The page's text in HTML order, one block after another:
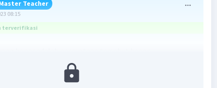
Teacher
08:15
terverifikasi